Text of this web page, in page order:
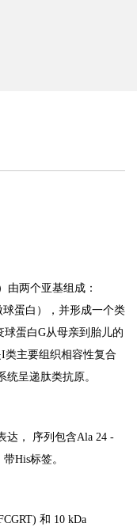
由两个亚基组成：
球蛋白），并形成一个类
球蛋白G从母亲到胎儿的
类主要组织相容性复合
呈递肽类抗原。
达， 序列包含Ala 24 -
His标签。
和 10 kDa